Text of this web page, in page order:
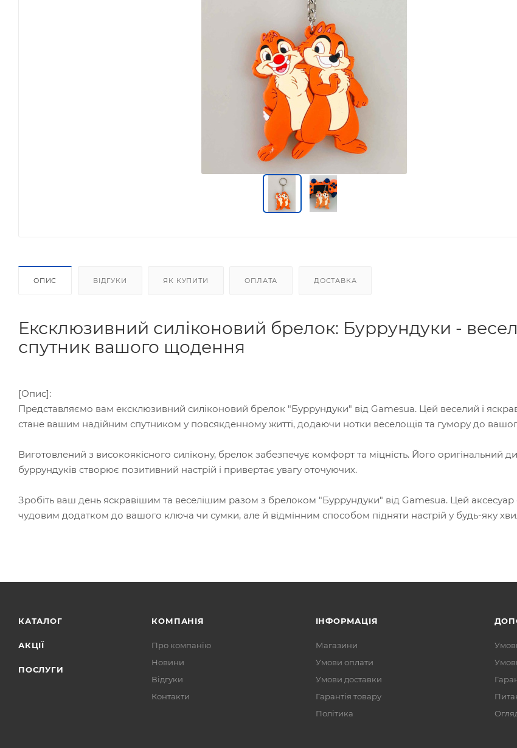
ОПИС ВІДГУКИ ЯК КУПИТИ ОПЛАТА ДОСТАВКА
Ексклюзивний силіконовий брелок: Буррундуки -
спутник вашого щодення
[Опис]:
Представляємо вам ексклюзивний силіконовий брелок "Буррундуки" від Gamesua. Цей веселий і
стане вашим надійним спутником у повсякденному житті, додаючи нотки веселощів та гумору до
Виготовлений з високоякісного силікону, брелок забезпечує комфорт та міцність. Його оригінальний
буррундуків створює позитивний настрій і привертає увагу оточуючих.
Зробіть ваш день яскравішим та веселішим разом з брелоком "Буррундуки" від Gamesua. Цей
чудовим додатком до вашого ключа чи сумки, але й відмінним способом підняти настрій у будь-яку
КАТАЛОГ
АКЦІЇ
ПОСЛУГИ
КОМПАНІЯ
Про компанію
Новини
Відгуки
Контакти
ІНФОРМАЦІЯ
Магазини
Умови оплати
Умови доставки
Гарантія товару
Політика